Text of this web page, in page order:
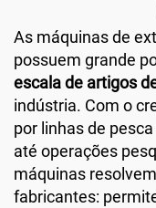
As máquinas de
possuem grande
escala de artigos
indústria. Com o
por linhas de
até operações
máquinas
fabricantes: